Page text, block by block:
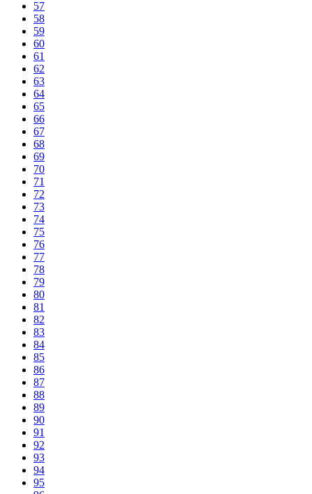
57
58
59
60
61
62
63
64
65
66
67
68
69
70
71
72
73
74
75
76
77
78
79
80
81
82
83
84
85
86
87
88
89
90
91
92
93
94
95